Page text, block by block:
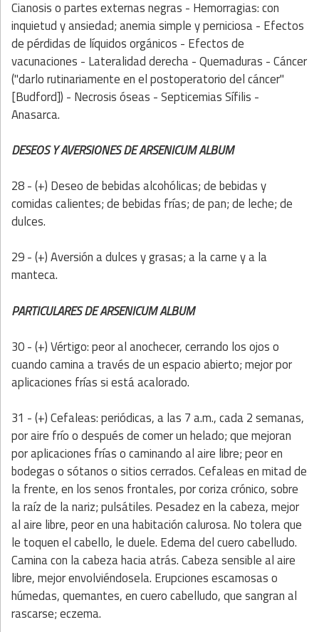
Cianosis o partes externas negras - Hemorragias: con
inquietud y ansiedad; anemia simple y perniciosa - Efectos
de pérdidas de líquidos orgánicos - Efectos de
vacunaciones - Lateralidad derecha - Quemaduras - Cáncer
("darlo rutinariamente en el postoperatorio del cáncer"
[Budford]) - Necrosis óseas - Septicemias Sífilis -
Anasarca.
DESEOS Y AVERSIONES DE ARSENICUM ALBUM
28 - (+) Deseo de bebidas alcohólicas; de bebidas y
comidas calientes; de bebidas frías; de pan; de leche; de
dulces.
29 - (+) Aversión a dulces y grasas; a la carne y a la
manteca.
PARTICULARES DE ARSENICUM ALBUM
30 - (+) Vértigo: peor al anochecer, cerrando los ojos o
cuando camina a través de un espacio abierto; mejor por
aplicaciones frías si está acalorado.
31 - (+) Cefaleas: periódicas, a las 7 a.m., cada 2 semanas,
por aire frío o después de comer un helado; que mejoran
por aplicaciones frías o caminando al aire libre; peor en
bodegas o sótanos o sitios cerrados. Cefaleas en mitad de
la frente, en los senos frontales, por coriza crónico, sobre
la raíz de la nariz; pulsátiles. Pesadez en la cabeza, mejor
al aire libre, peor en una habitación calurosa. No tolera que
le toquen el cabello, le duele. Edema del cuero cabelludo.
Camina con la cabeza hacia atrás. Cabeza sensible al aire
libre, mejor envolviéndosela. Erupciones escamosas o
húmedas, quemantes, en cuero cabelludo, que sangran al
rascarse; eczema.